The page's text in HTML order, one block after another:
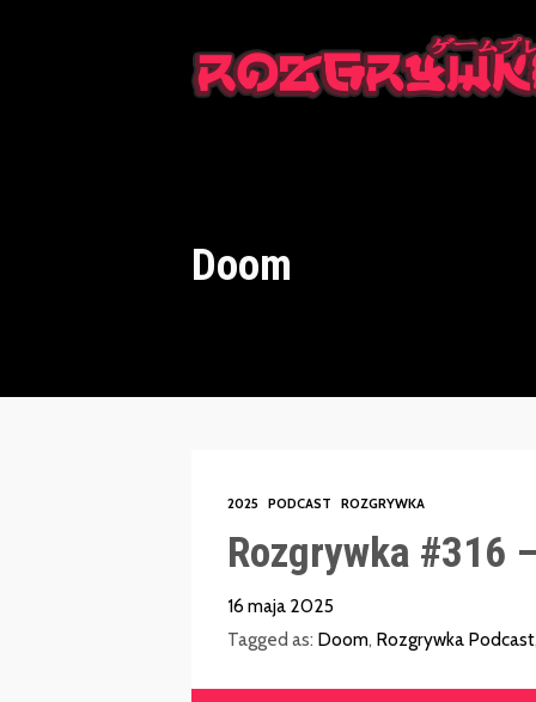
Doom
2025 PODCAST ROZGRYWKA
Rozgrywka #316
16 maja 2025
Tagged as: Doom, Rozgrywka Podcast,